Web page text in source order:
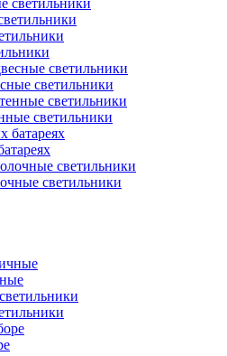
светильники
светильники
светильники